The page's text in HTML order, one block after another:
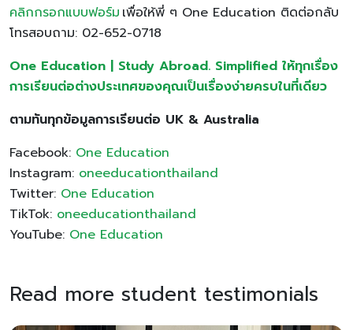
คลิกกรอกแบบฟอร์ม เพื่อให้พี่ ๆ One Education ติดต่อกลับ
โทรสอบถาม: 02-652-0718
One Education | Study Abroad. Simplified ให้ทุกเรื่อง
การเรียนต่อต่างประเทศของคุณเป็นเรื่องง่ายครบในที่เดียว
ตามทันทุกข้อมูลการเรียนต่อ UK & Australia
Facebook: One Education
Instagram: oneeducationthailand
Twitter: One Education
TikTok: oneeducationthailand
YouTube: One Education
Read more student testimonials